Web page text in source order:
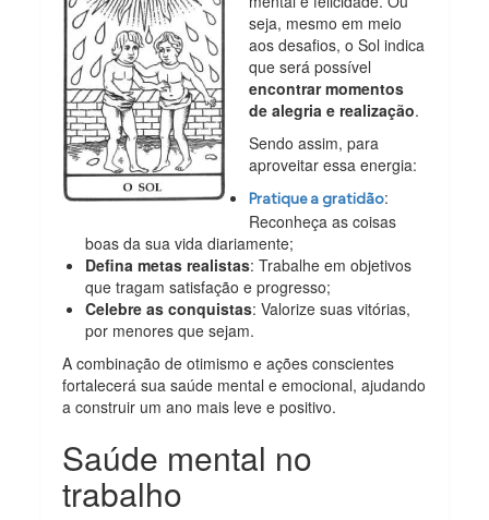
seja, mesmo em meio
aos desafios, o Sol indica
que será possível
encontrar momentos
de alegria e realização.
Sendo assim, para
aproveitar essa energia:
Pratique a gratidão:
Reconheça as coisas
boas da sua vida diariamente;
Defina metas realistas: Trabalhe em objetivos
que tragam satisfação e progresso;
Celebre as conquistas: Valorize suas vitórias,
por menores que sejam.
A combinação de otimismo e ações conscientes
fortalecerá sua saúde mental e emocional, ajudando
a construir um ano mais leve e positivo.
Saúde mental no
trabalho